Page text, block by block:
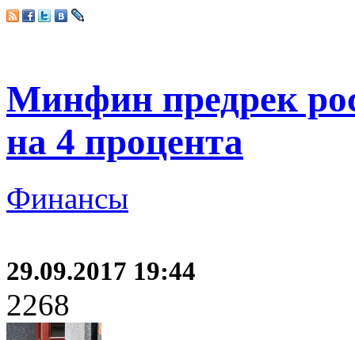
Минфин предрек
на 4 процента
Финансы
29.09.2017 19:44
2268